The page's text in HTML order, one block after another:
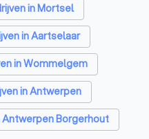
in Mortsel
in Aartselaar
in Wommelgem
in Antwerpen
Borgerhout